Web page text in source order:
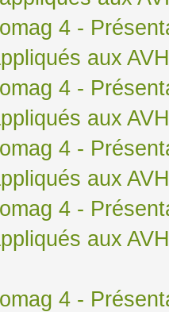
4 -
aux AVH
4 -
aux AVH
4 -
aux AVH
4 -
aux AVH
4 -